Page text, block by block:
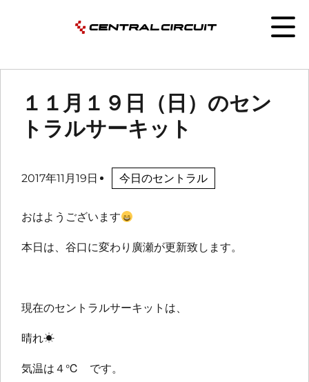
１１月１９日（日）のセン
トラルサーキット
2017年11月19日 今日のセントラル
おはようございます
本日は、谷口に変わり廣瀬が更新致します。
現在のセントラルサーキットは、
晴れ☀
気温は４℃ です。